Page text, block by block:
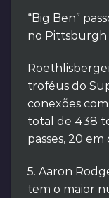
“Big Ben”
no Pittsburgh
troféus do
conexões
total de 438
passes, 20 em
5. Aaron
tem o maior